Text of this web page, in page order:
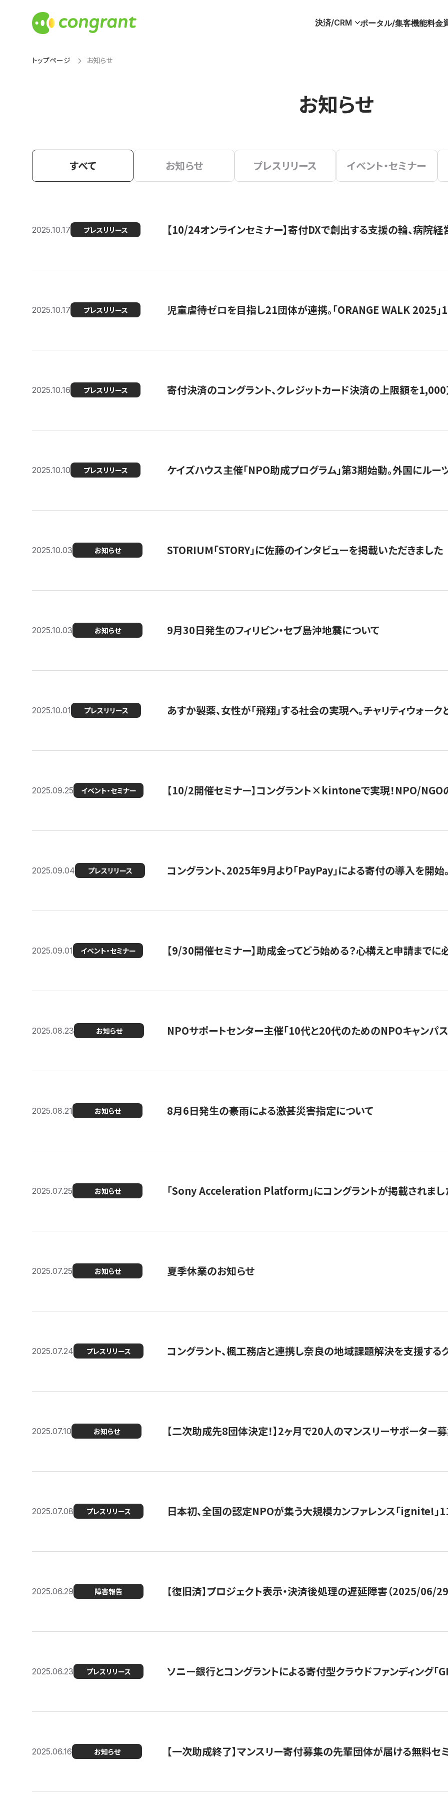
決済/CRM ポータル/集客機能料金
トップページ お知らせ
お知らせ
すべて お知らせ プレスリリース イベント・セミナー
2025.10.17 プレスリリース 【10/24オンラインセミナー】寄付DXで創出する支援の輪、病院
2025.10.17 プレスリリース 児童虐待ゼロを目指し21団体が連携。「ORANGE WALK 2025」
2025.10.16 プレスリリース 寄付決済のコングラント、クレジットカード決済の上限額を
2025.10.10 プレスリリース ケイズハウス主催「NPO助成プログラム」第3期始動。外国にル
2025.10.03 お知らせ STORIUM「STORY」に佐藤のインタビューを掲載いただきました
2025.10.03 お知らせ 9月30日発生のフィリピン・セブ島沖地震について
2025.10.01 プレスリリース あすか製薬、女性が「飛翔」する社会の実現へ。チャリティウォー
2025.09.25 イベント・セミナー 【10/2開催セミナー】コングラント×kintoneで実現！NPO/NGO
2025.09.04 プレスリリース コングラント、2025年9月より「PayPay」による寄付の導入を開始
2025.09.01 イベント・セミナー 【9/30開催セミナー】助成金ってどう始める？心構えと申請まで
2025.08.23 お知らせ NPOサポートセンター主催「10代と20代のためのNPOキャンパ
2025.08.21 お知らせ 8月6日発生の豪雨による激甚災害指定について
2025.07.25 お知らせ 「Sony Acceleration Platform」にコングラントが掲載されまし
2025.07.25 お知らせ 夏季休業のお知らせ
2025.07.24 プレスリリース コングラント、楓工務店と連携し奈良の地域課題解決を支援する
2025.07.10 お知らせ 【二次助成先8団体決定！】2ヶ月で20人のマンスリーサポーター
2025.07.08 プレスリリース 日本初、全国の認定NPOが集う大規模カンファレンス「ignite!」
2025.06.29 障害報告 【復旧済】プロジェクト表示・決済後処理の遅延障害（2025/06/29
2025.06.23 プレスリリース ソニー銀行とコングラントによる寄付型クラウドファンディング
2025.06.16 お知らせ 【一次助成終了】マンスリー寄付募集の先輩団体が届ける無料セ